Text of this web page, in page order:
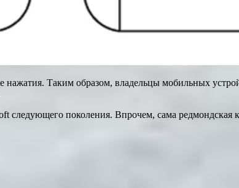
Таким образом, владельцы мобильных
следующего поколения. Впрочем, сама